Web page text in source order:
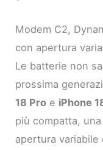
Modem C2,
con apertura
Le batterie non
prossima
18 Pro e iPhone
più compatta,
apertura